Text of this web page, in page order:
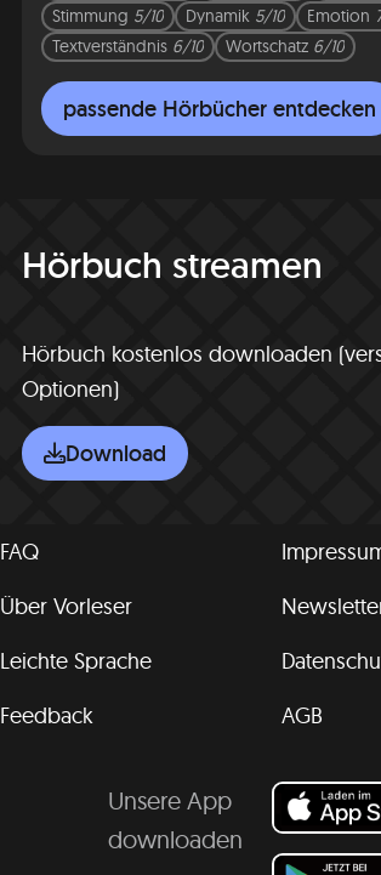
Stimmung 5/10 Dynamik 5/10 Emotion
Textverständnis 6/10 Wortschatz 6/10
passende Hörbücher entdecken
Hörbuch streamen
Hörbuch kostenlos downloaden
Optionen)
Download
FAQ
Über Vorleser
Leichte Sprache
Feedback
AGB
Unsere App
downloaden